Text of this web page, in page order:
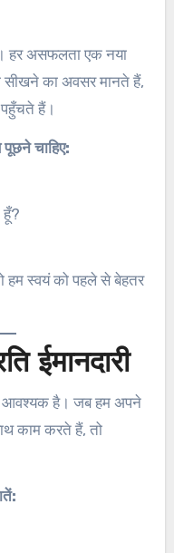
हर असफलता एक नया
सीखने का अवसर मानते हैं,
हैं।
चाहिए:
हूँ?
हम स्वयं को पहले से बेहतर
ईमानदारी
आवश्यक है। जब हम अपने
काम करते हैं, तो